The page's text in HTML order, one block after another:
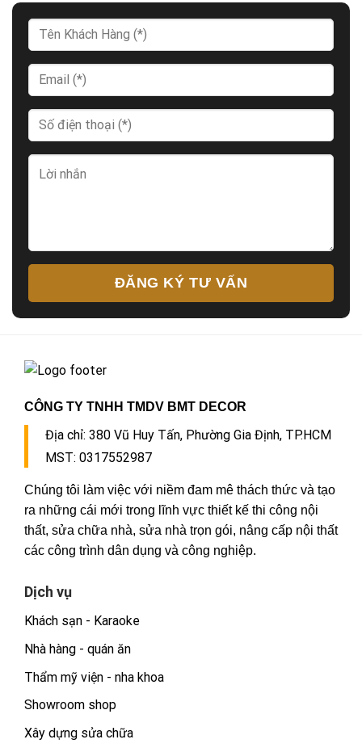
ĐĂNG KÝ TƯ VẤN
CÔNG TY TNHH TMDV BMT DECOR
Địa chỉ: 380 Vũ Huy Tấn, Phường Gia Định, TP.HCM
MST: 0317552987
Chúng tôi làm việc với niềm đam mê thách thức và tạo
ra những cái mới trong lĩnh vực thiết kế thi công nội
thất, sửa chữa nhà, sửa nhà trọn gói, nâng cấp nội thất
các công trình dân dụng và công nghiệp.
Dịch vụ
Khách sạn - Karaoke
Nhà hàng - quán ăn
Thẩm mỹ viện - nha khoa
Showroom shop
Xây dựng sửa chữa